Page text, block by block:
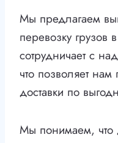
Мы предлагаем
перевозку
сотрудничает с
что позволяет нам
доставки по
Мы понимаем, что